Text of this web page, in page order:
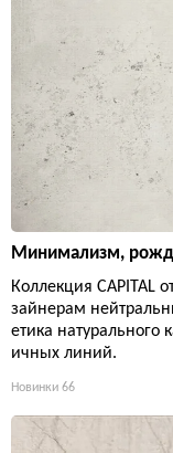
Минимализм,
Коллекция CAPITAL
зайнерам
етика натурального
ичных линий.
Новинки 66